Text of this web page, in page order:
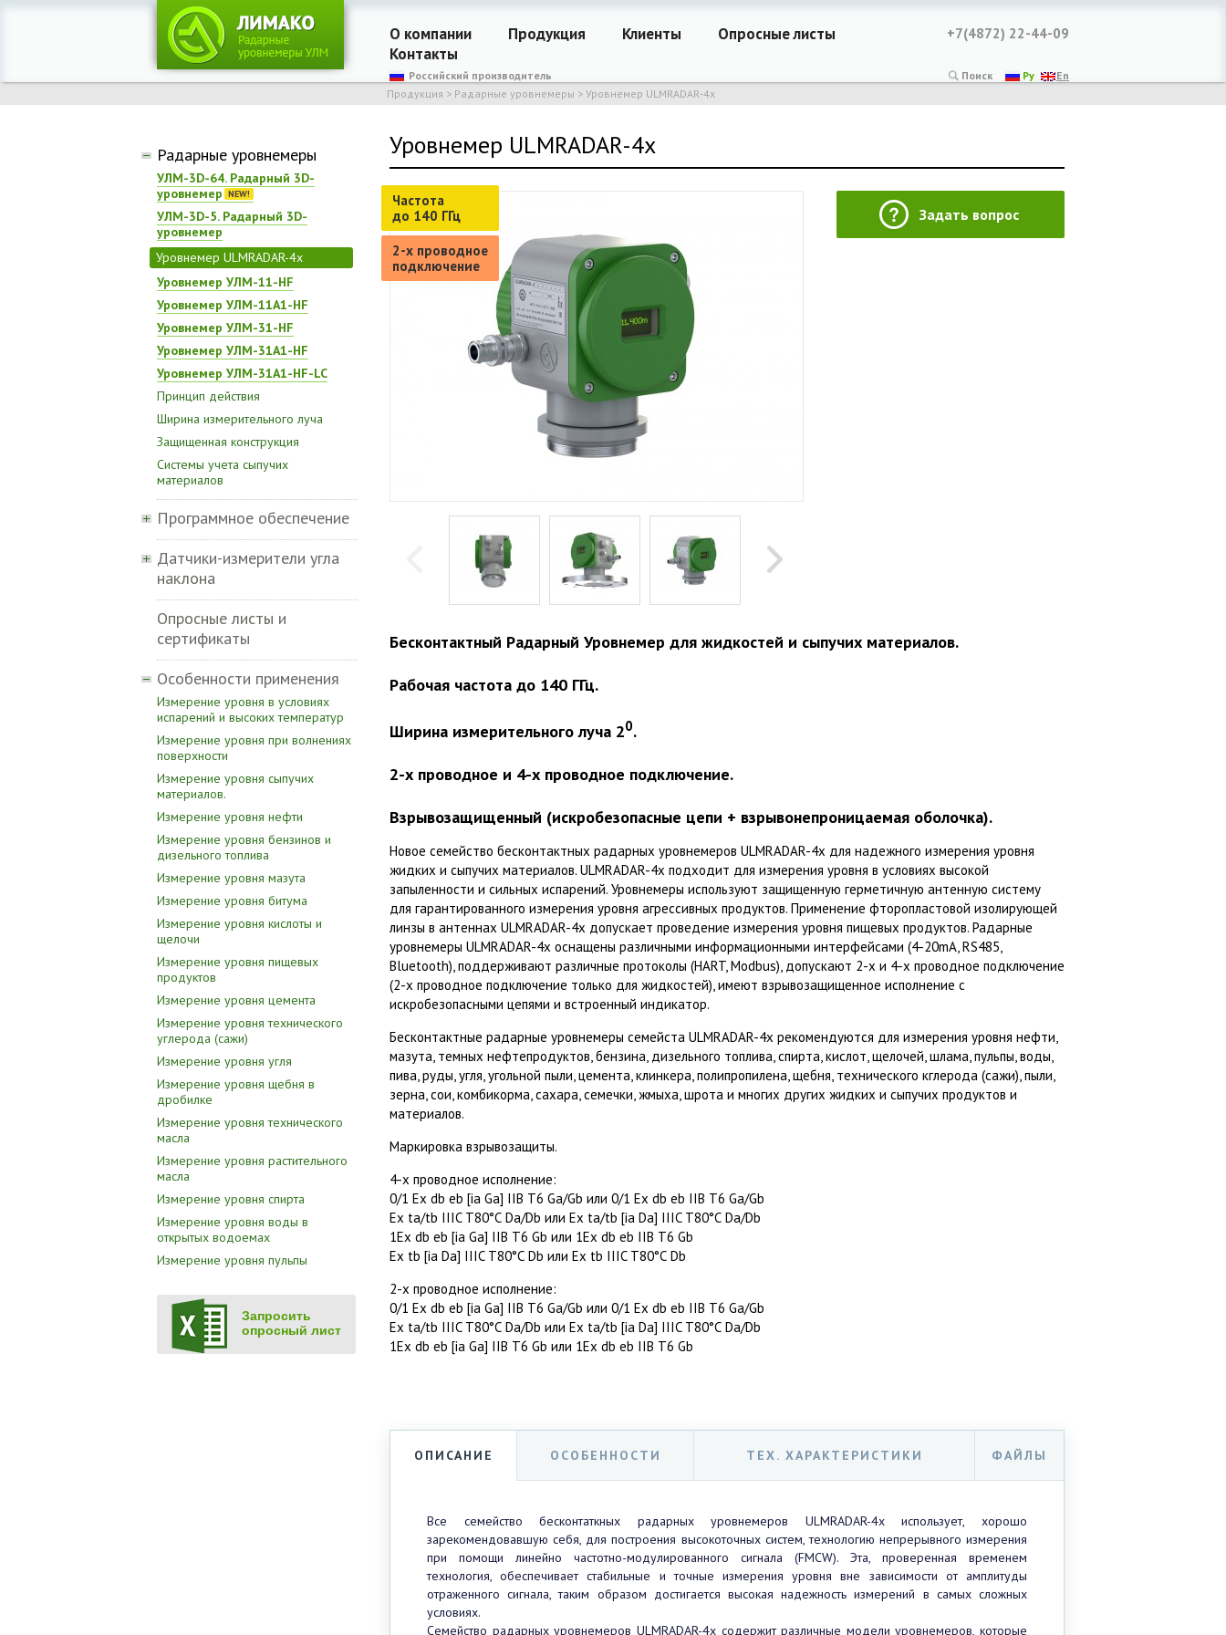
О компании Продукция Клиенты
Опросные листы
Контакты
+7(4872) 22-44-09
Российский производитель Поиск Ру
En
Продукция > Радарные уровнемеры > Уровнемер ULMRADAR-4x
Радарные уровнемеры
УЛМ-3D-64. Радарный 3D-
уровнемер
УЛМ-3D-5. Радарный 3D-
уровнемер
Уровнемер ULMRADAR-4x
Уровнемер УЛМ-11-HF
Уровнемер УЛМ-11А1-HF
Уровнемер УЛМ-31-HF
Уровнемер УЛМ-31А1-HF
Уровнемер УЛМ-31А1-HF-LC
Принцип действия
Ширина измерительного луча
Защищенная конструкция
Системы учета сыпучих
материалов
Программное обеспечение
Датчики-измерители угла
наклона
Опросные листы и
сертификаты
Особенности применения
Измерение уровня в условиях
испарений и высоких температур
Измерение уровня при волнениях
поверхности
Измерение уровня сыпучих
материалов.
Измерение уровня нефти
Измерение уровня бензинов и
дизельного топлива
Измерение уровня мазута
Измерение уровня битума
Измерение уровня кислоты и
щелочи
Измерение уровня пищевых
продуктов
Измерение уровня цемента
Измерение уровня технического
углерода (сажи)
Измерение уровня угля
Измерение уровня щебня в
дробилке
Измерение уровня технического
масла
Измерение уровня растительного
масла
Измерение уровня спирта
Измерение уровня воды в
открытых водоемах
Измерение уровня пульпы
Запросить
опросный лист
Уровнемер ULMRADAR-4x
Задать вопрос
Бесконтактный Радарный Уровнемер для жидкостей и сыпучих материалов.
Рабочая частота до 140 ГГц.
Ширина измерительного луча 20.
2-х проводное и 4-х проводное подключение.
Взрывозащищенный (искробезопасные цепи + взрывонепроницаемая оболочка).
Новое семейство бесконтактных радарных уровнемеров ULMRADAR-4x для надежного измерения уровня
жидких и сыпучих материалов. ULMRADAR-4x подходит для измерения уровня в условиях высокой
запыленности и сильных испарений. Уровнемеры используют защищенную герметичную антенную систему
для гарантированного измерения уровня агрессивных продуктов. Применение фторопластовой изолирующей
линзы в антеннах ULMRADAR-4x допускает проведение измерения уровня пищевых продуктов. Радарные
уровнемеры ULMRADAR-4x оснащены различными информационными интерфейсами (4-20mA, RS485,
Bluetooth), поддерживают различные протоколы (HART, Modbus), допускают 2-х и 4-х проводное подключение
(2-х проводное подключение только для жидкостей), имеют взрывозащищенное исполнение с
искробезопасными цепями и встроенный индикатор.
Бесконтактные радарные уровнемеры семейста ULMRADAR-4x рекомендуются для измерения уровня нефти,
мазута, темных нефтепродуктов, бензина, дизельного топлива, спирта, кислот, щелочей, шлама, пульпы, воды,
пива, руды, угля, угольной пыли, цемента, клинкера, полипропилена, щебня, технического кглерода (сажи), пыли,
зерна, сои, комбикорма, сахара, семечки, жмыха, шрота и многих других жидких и сыпучих продуктов и
материалов.
Маркировка взрывозащиты.
4-х проводное исполнение:
0/1 Ех db eb [iа Ga] IIB T6 Ga/Gb или 0/1 Ех db eb IIB T6 Ga/Gb
Ex ta/tb IIIC T80°С Da/Db или Ex ta/tb [ia Da] IIIC T80°С Da/Db
1Ех db eb [iа Ga] IIB T6 Gb или 1Ех db eb IIB T6 Gb
Ex tb [ia Da] IIIC T80°С Db или Ex tb IIIC T80°С Db
2-х проводное исполнение:
0/1 Ех db eb [iа Ga] IIB T6 Ga/Gb или 0/1 Ех db eb IIB T6 Ga/Gb
Ex ta/tb IIIC T80°С Da/Db или Ex ta/tb [ia Da] IIIC T80°С Da/Db
1Ех db eb [iа Ga] IIB T6 Gb или 1Ех db eb IIB T6 Gb
ОПИСАНИЕ ОСОБЕННОСТИ ТЕХ. ХАРАКТЕРИСТИКИ ФАЙЛЫ
Все семейство бесконтаткных радарных уровнемеров ULMRADAR-4x использует, хорошо
зарекомендовавшую себя, для построения высокоточных систем, технологию непрерывного измерения
при помощи линейно частотно-модулированного сигнала (FMCW). Эта, проверенная временем
технология, обеспечивает стабильные и точные измерения уровня вне зависимости от амплитуды
отраженного сигнала, таким образом достигается высокая надежность измерений в самых сложных
условиях.
Семейство радарных уровнемеров ULMRADAR-4x содержит различные модели уровнемеров, которые